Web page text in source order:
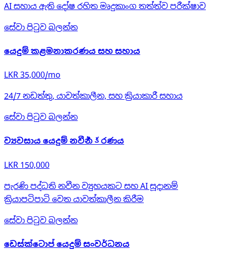
AI සහාය ඇති දෝෂ රහිත මෘදුකාංග තත්ත්ව පරීක්ෂාව
සේවා පිටුව බලන්න
යෙදුම් කළමනාකරණය සහ සහාය
LKR 35,000/mo
24/7 නඩත්තු, යාවත්කාලීන, සහ ක්‍රියාකාරී සහාය
සේවා පිටුව බලන්න
ව්‍යවසාය යෙදුම් නවීනీకරණය
LKR 150,000
පැරණි පද්ධති නවීන ව්‍යුහයකට සහ AI සූදානම්
ක්‍රියාපටිපාටි වෙත යාවත්කාලීන කිරීම
සේවා පිටුව බලන්න
ඩෙස්ක්ටොප් යෙදුම් සංවර්ධනය